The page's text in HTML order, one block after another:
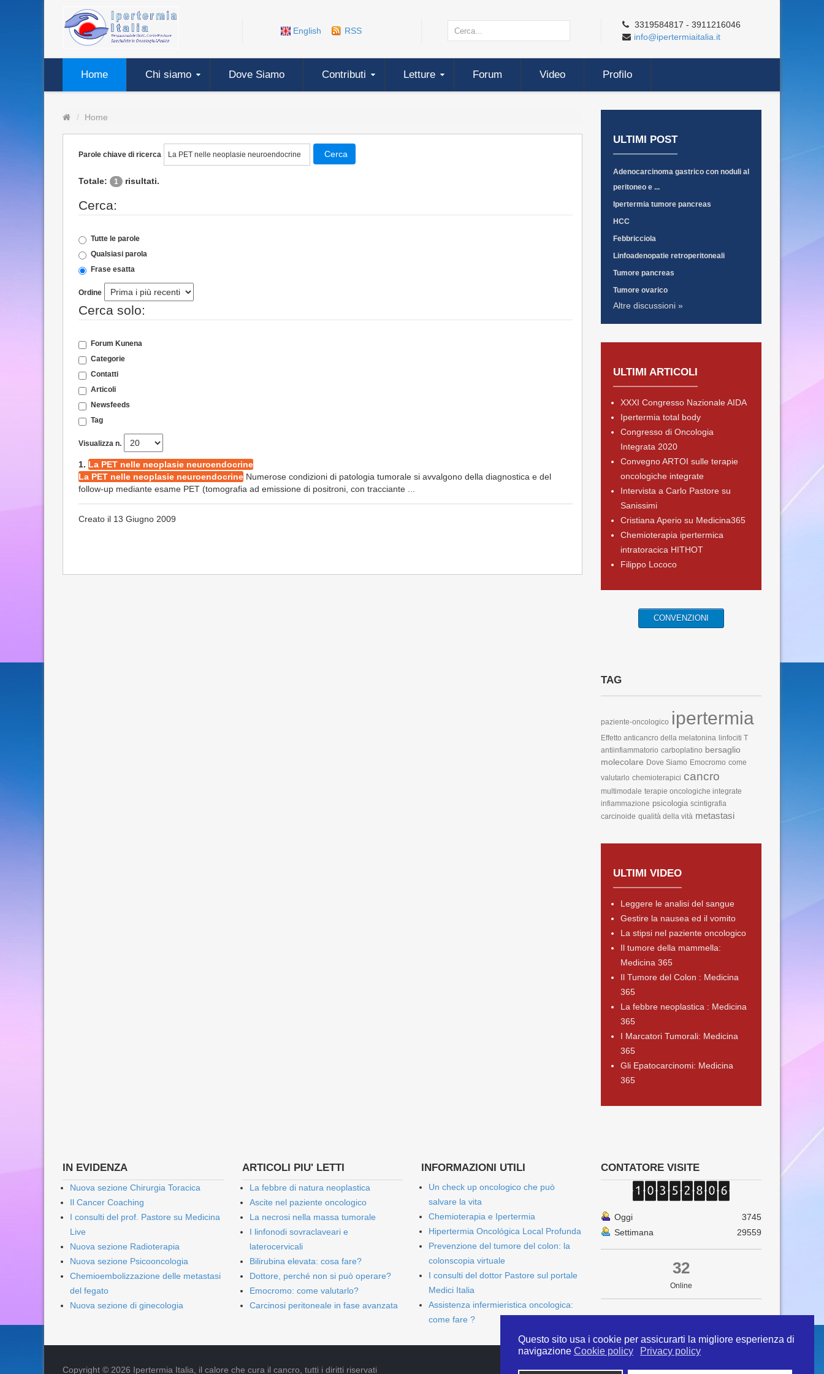
Questo sito usa i cookie per assicurarti la migliore esperienza di
navigazione Cookie policy Privacy policy
English RSS
3319584817 - 3911216046
info@ipertermiaitalia.it
Home Chi siamo Dove Siamo Contributi Letture Forum Video Profilo
Home
Parole chiave di ricerca Cerca
Totale: 1 risultati.
Cerca:
Tutte le parole
Qualsiasi parola
Frase esatta
Ordine
Cerca solo:
Forum Kunena
Categorie
Contatti
Articoli
Newsfeeds
Tag
Visualizza n.
1. La PET nelle neoplasie neuroendocrine
La PET nelle neoplasie neuroendocrine Numerose condizioni di patologia tumorale si avvalgono della diagnostica e del
follow-up mediante esame PET (tomografia ad emissione di positroni, con tracciante ...
Creato il 13 Giugno 2009
ULTIMI POST
Adenocarcinoma gastrico con noduli al
peritoneo e ...
Ipertermia tumore pancreas
HCC
Febbricciola
Linfoadenopatie retroperitoneali
Tumore pancreas
Tumore ovarico
Altre discussioni »
ULTIMI ARTICOLI
XXXI Congresso Nazionale AIDA
Ipertermia total body
Congresso di Oncologia
Integrata 2020
Convegno ARTOI sulle terapie
oncologiche integrate
Intervista a Carlo Pastore su
Sanissimi
Cristiana Aperio su Medicina365
Chemioterapia ipertermica
intratoracica HITHOT
Filippo Lococo
CONVENZIONI
TAG
paziente-oncologico ipertermia
Effetto anticancro della melatonina linfociti T
antiinfiammatorio carboplatino bersaglio
molecolare Dove Siamo Emocromo come
valutarlo chemioterapici cancro
multimodale terapie oncologiche integrate
infiammazione psicologia scintigrafia
carcinoide qualità della vità metastasi
ULTIMI VIDEO
Leggere le analisi del sangue
Gestire la nausea ed il vomito
La stipsi nel paziente oncologico
Il tumore della mammella:
Medicina 365
Il Tumore del Colon : Medicina
365
La febbre neoplastica : Medicina
365
I Marcatori Tumorali: Medicina
365
Gli Epatocarcinomi: Medicina
365
IN EVIDENZA
Nuova sezione Chirurgia Toracica
Il Cancer Coaching
I consulti del prof. Pastore su Medicina
Live
Nuova sezione Radioterapia
Nuova sezione Psicooncologia
Chemioembolizzazione delle metastasi
del fegato
Nuova sezione di ginecologia
ARTICOLI PIU' LETTI
La febbre di natura neoplastica
Ascite nel paziente oncologico
La necrosi nella massa tumorale
I linfonodi sovraclaveari e
laterocervicali
Bilirubina elevata: cosa fare?
Dottore, perché non si può operare?
Emocromo: come valutarlo?
Carcinosi peritoneale in fase avanzata
INFORMAZIONI UTILI
Un check up oncologico che può
salvare la vita
Chemioterapia e Ipertermia
Hipertermia Oncológica Local Profunda
Prevenzione del tumore del colon: la
colonscopia virtuale
I consulti del dottor Pastore sul portale
Medici Italia
Assistenza infermieristica oncologica:
come fare ?
CONTATORE VISITE
Oggi
3745
Settimana
29559
32
Online
Copyright © 2026 Ipertermia Italia, il calore che cura il cancro, tutti i diritti riservati